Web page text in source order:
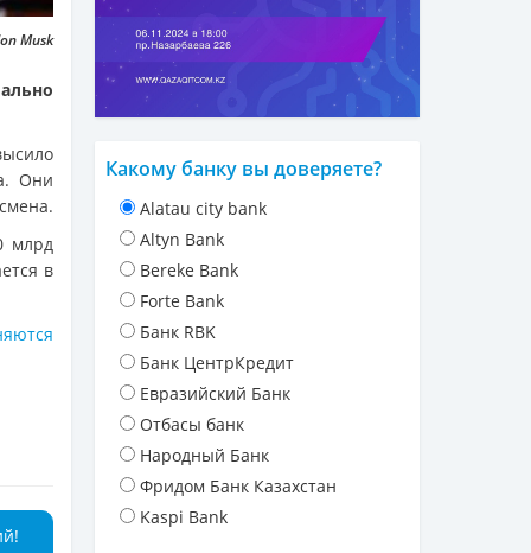
Musk
Они
млрд
в
Какому банку вы доверяете?
Alatau city bank
Altyn Bank
Bereke Bank
Forte Bank
Банк RBK
Банк ЦентрКредит
Евразийский Банк
Отбасы банк
Народный Банк
Фридом Банк Казахстан
Kaspi Bank